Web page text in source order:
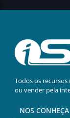
Todos os
ou vender pela
NOS